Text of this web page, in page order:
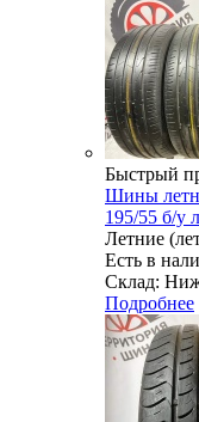
Быстрый
Шины
195/55 б/у
Летние
Есть в
Склад:
Подробнее